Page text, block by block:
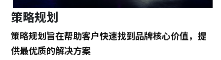
策略规划
策略规划旨在帮助客户快速找到品牌核心价值，提
供最优质的解决方案